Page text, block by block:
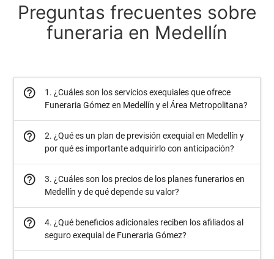
Preguntas frecuentes sobre
funeraria en Medellín
help_outline
1. ¿Cuáles son los servicios exequiales que ofrece
Funeraria Gómez en Medellín y el Área Metropolitana?
help_outline
2. ¿Qué es un plan de previsión exequial en Medellín y
por qué es importante adquirirlo con anticipación?
help_outline
3. ¿Cuáles son los precios de los planes funerarios en
Medellín y de qué depende su valor?
help_outline
4. ¿Qué beneficios adicionales reciben los afiliados al
seguro exequial de Funeraria Gómez?